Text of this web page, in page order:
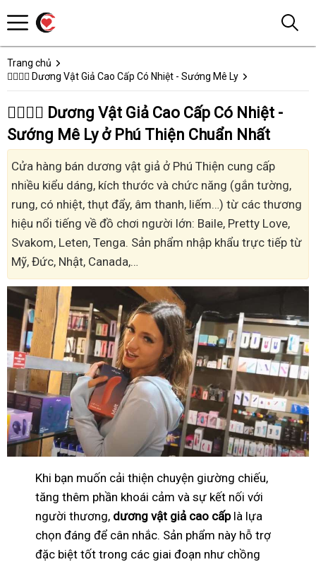
Trang chủ
👩‍❤️‍💋‍👨 Dương Vật Giả Cao Cấp Có Nhiệt - Sướng Mê Ly
👩‍❤️‍💋‍👨 Dương Vật Giả Cao Cấp Có Nhiệt -
Sướng Mê Ly ở Phú Thiện Chuẩn Nhất
Cửa hàng bán dương vật giả ở Phú Thiện cung cấp
nhiều kiểu dáng, kích thước và chức năng (gắn tường,
rung, có nhiệt, thụt đẩy, âm thanh, liếm…) từ các thương
hiệu nổi tiếng về đồ chơi người lớn: Baile, Pretty Love,
Svakom, Leten, Tenga. Sản phẩm nhập khẩu trực tiếp từ
Mỹ, Đức, Nhật, Canada,…
Khi bạn muốn cải thiện chuyện giường chiếu,
tăng thêm phần khoái cảm và sự kết nối với
người thương, dương vật giả cao cấplà lựa
chọn đáng để cân nhắc. Sản phẩm này hỗ trợ
đặc biệt tốt trong các giai đoạn như chồng